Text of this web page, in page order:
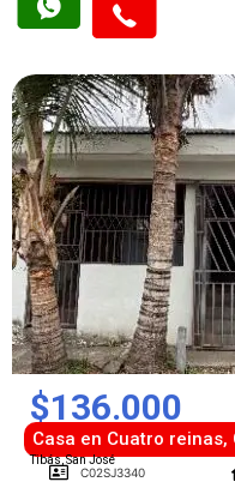
$136.000
Casa en Cuatro
Tibás, San José
C02SJ3340